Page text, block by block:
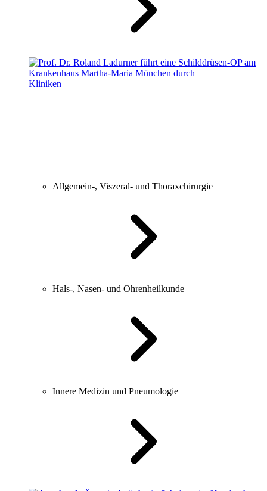
Kliniken
Allgemein-, Viszeral- und Thoraxchirurgie
Hals-, Nasen- und Ohrenheilkunde
Innere Medizin und Pneumologie